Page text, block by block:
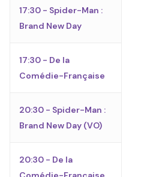
17:30 - Spider-Man :
Brand New Day
17:30 - De la
Comédie-Française
20:30 - Spider-Man :
Brand New Day (VO)
20:30 - De la